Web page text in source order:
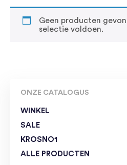
ONZE CATALOGUS
WINKEL
SALE
KROSNO1
ALLE PRODUCTEN
Geen producten
selectie voldoen.